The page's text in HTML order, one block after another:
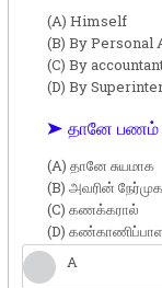
(A) Himself
(B) By Personal
(C) By
(D) By
➤ தானே பணம்
(A) தானே சுயமாக
(B) அவரின்
(C) கணக்கரால்
(D)
A